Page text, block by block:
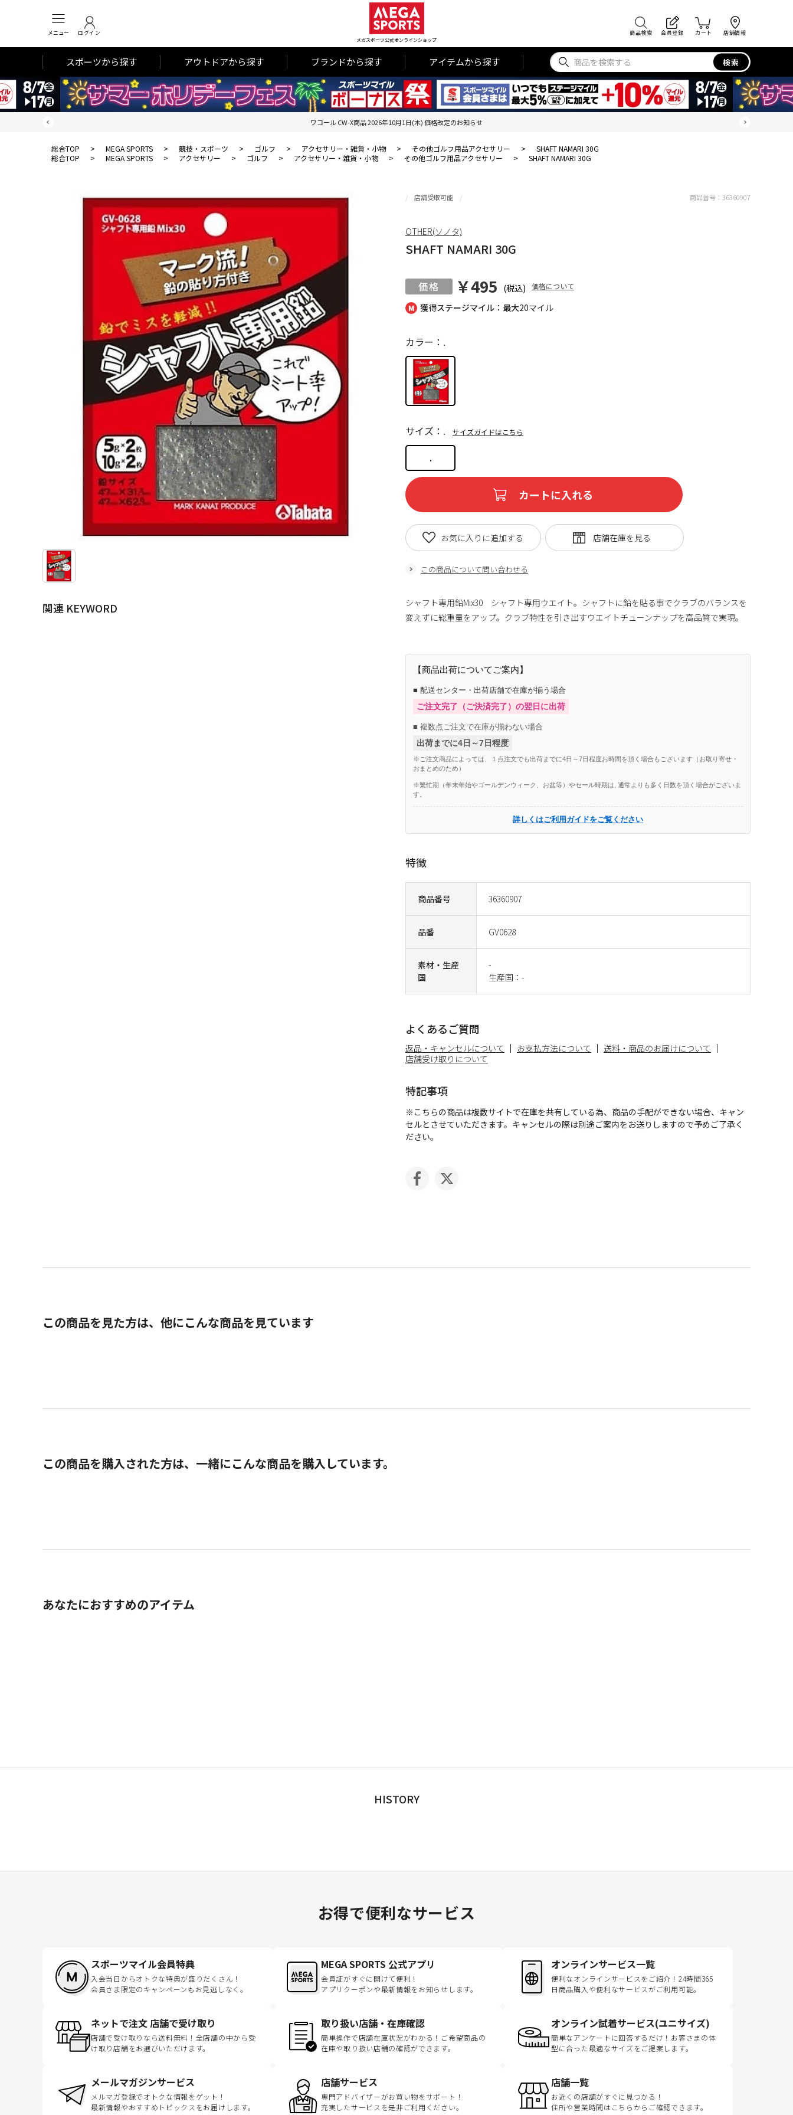
メニュー ログイン
メガスポーツ公式オンラインショップ
商品検索 会員登録 カート 店舗情報
スポーツから探す アウトドアから探す ブランドから探す アイテムから探す 検索
ワコール CW-X商品 2026年10月1日(木) 価格改定のお知らせ
総合TOP > MEGA SPORTS > 競技・スポーツ > ゴルフ > アクセサリー・雑貨・小物 > その他ゴルフ用品アクセサリー >
SHAFT NAMARI 30G
総合TOP
> MEGA SPORTS > アクセサリー > ゴルフ > アクセサリー・雑貨・小物 > その他ゴルフ用品アクセサリー > SHAFT NAMARI 30G
関連 KEYWORD
獲得ステージマイル：最大20マイル
店舗受取可能
SHAFT NAMARI 30G
￥495 (税込) 価格について
商品番号 36360907
品番 GV0628
素材・生産
国
-
生産国：-
カラー：.
.
サイズ：. サイズガイドはこちら
カートに入れる
この商品について問い合わせる
お気に入りに追加する
商品番号： 36360907
OTHER(ソノタ)
シャフト専用鉛Mix30 シャフト専用ウエイト。シャフトに鉛を貼る事でクラブのバランスを
変えずに総重量をアップ。クラブ特性を引き出すウエイトチューンナップを高品質で実現。
【商品出荷についてご案内】
■ 配送センター・出荷店舗で在庫が揃う場合
ご注文完了（ご決済完了）の翌日に出荷
■ 複数点ご注文で在庫が揃わない場合
出荷までに4日～7日程度
※ご注文商品によっては、１点注文でも出荷までに4日～7日程度お時間を頂く場合もございます（お取り寄せ・
おまとめのため）
※繁忙期（年末年始やゴールデンウィーク、お盆等）やセール時期は, 通常よりも多く日数を頂く場合がございま
す。
詳しくはご利用ガイドをご覧ください
特徴
よくあるご質問
返品・キャンセルについて お支払方法について
送料・商品のお届けについて
店舗受け取りについて
特記事項
※こちらの商品は複数サイトで在庫を共有している為、商品の手配ができない場合、キャン
セルとさせていただきます。キャンセルの際は別途ご案内をお送りしますので予めご了承く
ださい。
この商品を見た方は、他にこんな商品を見ています
この商品を購入された方は、一緒にこんな商品を購入しています。
あなたにおすすめのアイテム
HISTORY
お得で便利なサービス
スポーツマイル会員特典
入会当日からオトクな特典が盛りだくさん！
会員さま限定のキャンペーンもお見逃しなく。
MEGA SPORTS 公式アプリ
会員証がすぐに開けて便利！
アプリクーポンや最新情報をお知らせします。
オンラインサービス一覧
便利なオンラインサービスをご紹介！24時間365
日商品購入や便利なサービスがご利用可能。
ネットで注文 店舗で受け取り
店舗で受け取りなら送料無料！全店舗の中から受
け取り店舗をお選びいただけます。
取り扱い店舗・在庫確認
簡単操作で店舗在庫状況がわかる！ご希望商品の
在庫や取り扱い店舗の確認ができます。
オンライン試着サービス(ユニサイズ)
簡単なアンケートに回答するだけ！お客さまの体
型に合った最適なサイズをご提案します。
メールマガジンサービス
メルマガ登録でオトクな情報をゲット！
最新情報やおすすめトピックスをお届けします。
店舗サービス
専門アドバイザーがお買い物をサポート！
充実したサービスを是非ご利用ください。
店舗一覧
お近くの店舗がすぐに見つかる！
住所や営業時間はこちらからご確認できます。